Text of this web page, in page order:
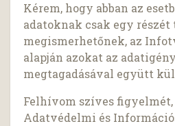
Kérem, hogy abban az
adatoknak csak egy
megismerhetőnek, az
alapján azokat az
megtagadásával együtt
Felhívom szíves
Adatvédelmi és